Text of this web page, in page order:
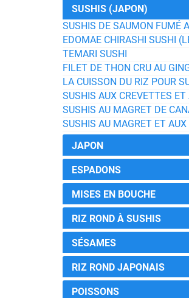
SUSHIS (JAPON)
SUSHIS DE SAUMON FUMÉ
EDOMAE CHIRASHI SUSHI
TEMARI SUSHI
FILET DE THON CRU AU
LA CUISSON DU RIZ POUR
SUSHIS AUX CREVETTES
SUSHIS AU MAGRET DE
SUSHIS AU MAGRET ET AUX
JAPON
ESPADONS
MISES EN BOUCHE
RIZ ROND À SUSHIS
SÉSAMES
RIZ ROND JAPONAIS
POISSONS